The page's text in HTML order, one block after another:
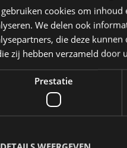
en een
hetzelfde doel:
een operatie waarbij
een niet-chirurgische
mensen met ernstige
is de duur van de
tot een jaar
uitsluitend bedoeld
cookies om
We delen ook
die deze
zij hebben verzameld door
Prestatie